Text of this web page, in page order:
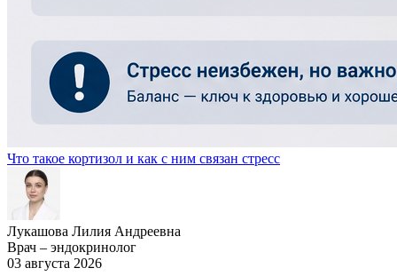
Что такое кортизол и как с ним связан стресс
Лукашова Лилия Андреевна
Врач – эндокринолог
03 августа 2026